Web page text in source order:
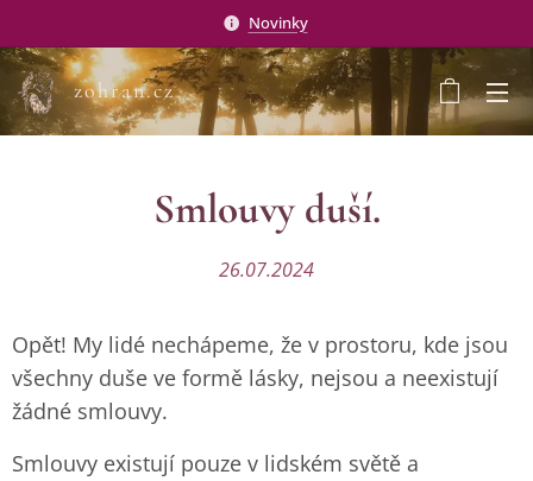
Novinky
zohran.cz
Smlouvy duší.
26.07.2024
Opět! My lidé nechápeme, že v prostoru, kde jsou
všechny duše ve formě lásky, nejsou a neexistují
žádné smlouvy.
Smlouvy existují pouze v lidském světě a